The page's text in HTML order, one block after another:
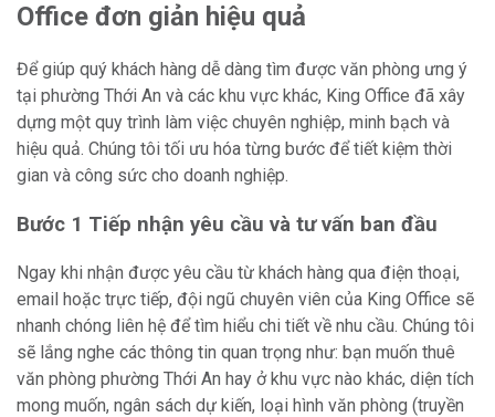
Office đơn giản hiệu quả
Để giúp quý khách hàng dễ dàng tìm được văn phòng ưng ý
tại phường Thới An và các khu vực khác, King Office đã xây
dựng một quy trình làm việc chuyên nghiệp, minh bạch và
hiệu quả. Chúng tôi tối ưu hóa từng bước để tiết kiệm thời
gian và công sức cho doanh nghiệp.
Bước 1 Tiếp nhận yêu cầu và tư vấn ban đầu
Ngay khi nhận được yêu cầu từ khách hàng qua điện thoại,
email hoặc trực tiếp, đội ngũ chuyên viên của King Office sẽ
nhanh chóng liên hệ để tìm hiểu chi tiết về nhu cầu. Chúng tôi
sẽ lắng nghe các thông tin quan trọng như: bạn muốn thuê
văn phòng phường Thới An hay ở khu vực nào khác, diện tích
mong muốn, ngân sách dự kiến, loại hình văn phòng (truyền